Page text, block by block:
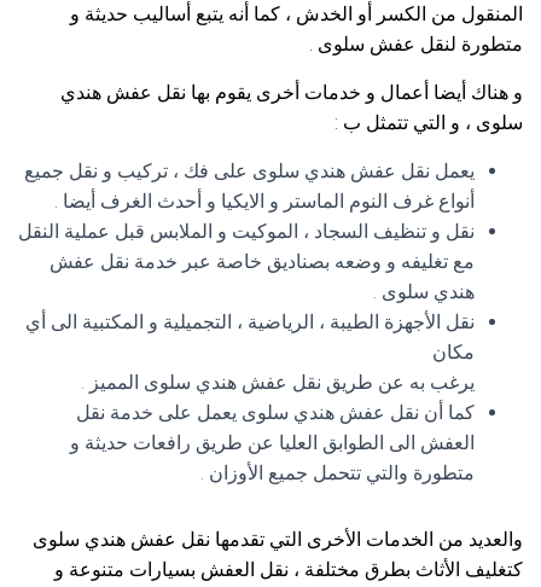
المنقول من الكسر أو الخدش ، كما أنه يتبع أساليب حديثة و
متطورة لنقل عفش سلوى .
و هناك أيضا أعمال و خدمات أخرى يقوم بها نقل عفش هندي
سلوى ، و التي تتمثل ب :
يعمل نقل عفش هندي سلوى على فك ، تركيب و نقل جميع
أنواع غرف النوم الماستر و الايكيا و أحدث الغرف أيضا .
نقل و تنظيف السجاد ، الموكيت و الملابس قبل عملية النقل
مع تغليفه و وضعه بصناديق خاصة عبر خدمة نقل عفش
هندي سلوى .
نقل الأجهزة الطيبة ، الرياضية ، التجميلية و المكتبية الى أي
مكان
يرغب به عن طريق نقل عفش هندي سلوى المميز .
كما أن نقل عفش هندي سلوى يعمل على خدمة نقل
العفش الى الطوابق العليا عن طريق رافعات حديثة و
متطورة والتي تتحمل جميع الأوزان .
والعديد من الخدمات الأخرى التي تقدمها نقل عفش هندي سلوى
كتغليف الأثاث بطرق مختلفة ، نقل العفش بسيارات متنوعة و